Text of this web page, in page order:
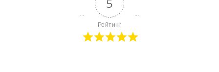
Рейтинг